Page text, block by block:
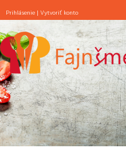
Prihlásenie | Vytvoriť konto
JEDLÁ